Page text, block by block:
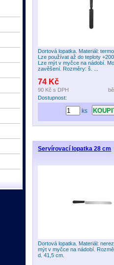
Dortová lopatka. Materiál:
Lze používat až do teploty
Lze mýt v myčce na nádobí.
zavěšení. Rozměry: š. ...
74 Kč
90 Kč s DPH
Dostupnost:
ks
Servírovací lopatka 28 cm
Dortová lopatka. Materiál:
mýt v myčce na nádobí.
d. 41,5 cm.